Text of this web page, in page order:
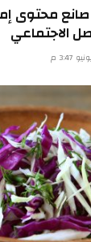
محتوى
الاجتماعي